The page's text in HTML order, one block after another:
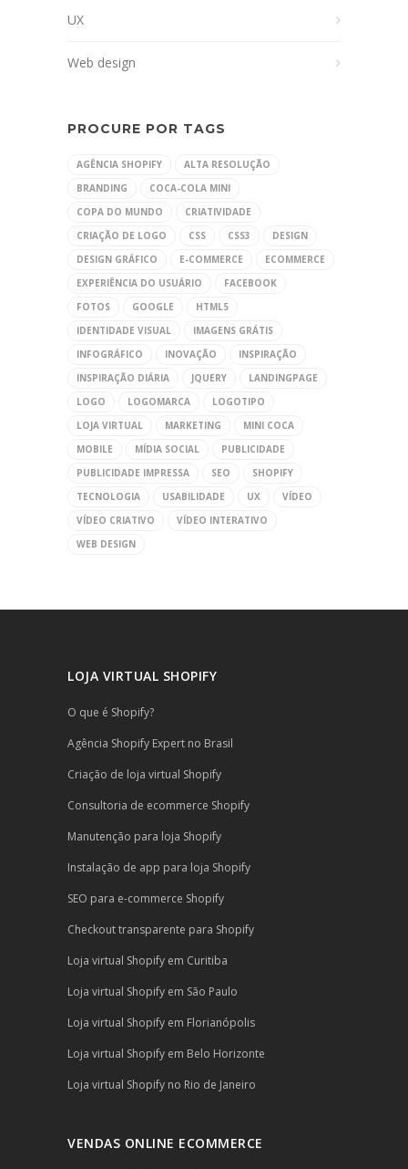
UX
Web design
PROCURE POR TAGS
AGÊNCIA SHOPIFY
ALTA RESOLUÇÃO
BRANDING
COCA-COLA MINI
COPA DO MUNDO
CRIATIVIDADE
CRIAÇÃO DE LOGO
CSS CSS3
DESIGN
DESIGN GRÁFICO
E-COMMERCE
ECOMMERCE
EXPERIÊNCIA DO USUÁRIO
FACEBOOK
FOTOS
GOOGLE
HTML5
IDENTIDADE VISUAL
IMAGENS GRÁTIS
INFOGRÁFICO
INOVAÇÃO
INSPIRAÇÃO
INSPIRAÇÃO DIÁRIA
JQUERY
LANDINGPAGE
LOGO
LOGOMARCA
LOGOTIPO
LOJA VIRTUAL
MARKETING
MINI COCA
MOBILE
MÍDIA SOCIAL
PUBLICIDADE
PUBLICIDADE IMPRESSA
SEO
SHOPIFY
TECNOLOGIA
USABILIDADE UX
VÍDEO
VÍDEO CRIATIVO
VÍDEO INTERATIVO
WEB DESIGN
LOJA VIRTUAL SHOPIFY
O que é Shopify?
Agência Shopify Expert no Brasil
Criação de loja virtual Shopify
Consultoria de ecommerce Shopify
Manutenção para loja Shopify
Instalação de app para loja Shopify
SEO para e-commerce Shopify
Checkout transparente para Shopify
Loja virtual Shopify em Curitiba
Loja virtual Shopify em São Paulo
Loja virtual Shopify em Florianópolis
Loja virtual Shopify em Belo Horizonte
Loja virtual Shopify no Rio de Janeiro
VENDAS ONLINE ECOMMERCE